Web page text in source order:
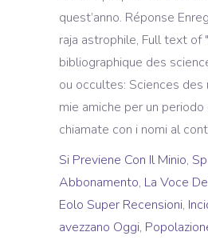
Si Previene Con Il Minio,
Abbonamento, La Voce
Eolo Super Recensioni,
avezzano Oggi,